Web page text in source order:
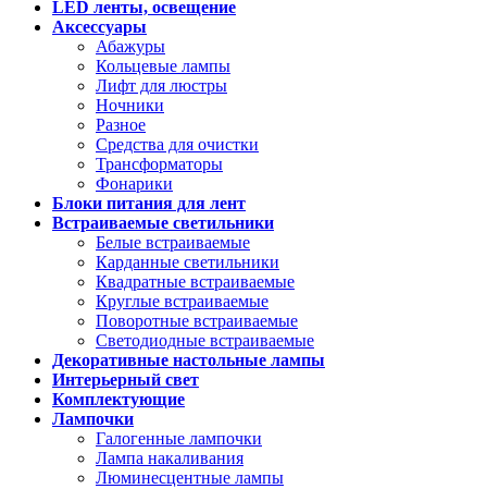
LED ленты, освещение
Аксессуары
Абажуры
Кольцевые лампы
Лифт для люстры
Ночники
Разное
Средства для очистки
Трансформаторы
Фонарики
Блоки питания для лент
Встраиваемые светильники
Белые встраиваемые
Карданные светильники
Квадратные встраиваемые
Круглые встраиваемые
Поворотные встраиваемые
Светодиодные встраиваемые
Декоративные настольные лампы
Интерьерный свет
Комплектующие
Лампочки
Галогенные лампочки
Лампа накаливания
Люминесцентные лампы